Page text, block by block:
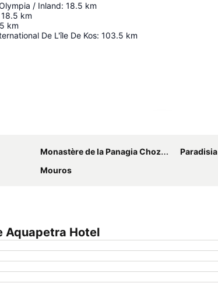
/ Inland: 18.5 km
18.5 km
km
De L'île De Kos: 103.5 km
Monastère de la Panagia Chozoviotissa
Paradisia
Mouros
Aquapetra Hotel